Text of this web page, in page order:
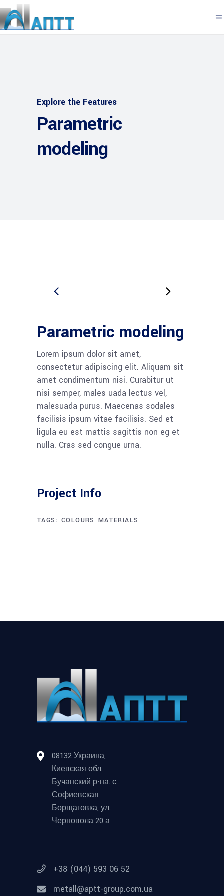
Explore the Features
Parametric
modeling
Parametric modeling
Lorem ipsum dolor sit amet,
consectetur adipiscing elit. Aliquam sit
amet condimentum nisi. Curabitur ut
nisi semper, males uada lectus vel,
malesuada purus. Maecenas sodales
facilisis ipsum vitae facilisis. Sed et
ligula eu est mattis sagittis non eg et
nulla. Cras sed congue urna.
Project Info
TAGS: COLOURS MATERIALS
08132 Украина,
Киевская обл.
Бучанский р-на. с.
Софиевская
Борщаговка, ул.
Черновола 20 а
+38 (044) 593 06 52
metall@aptt-group.com.ua